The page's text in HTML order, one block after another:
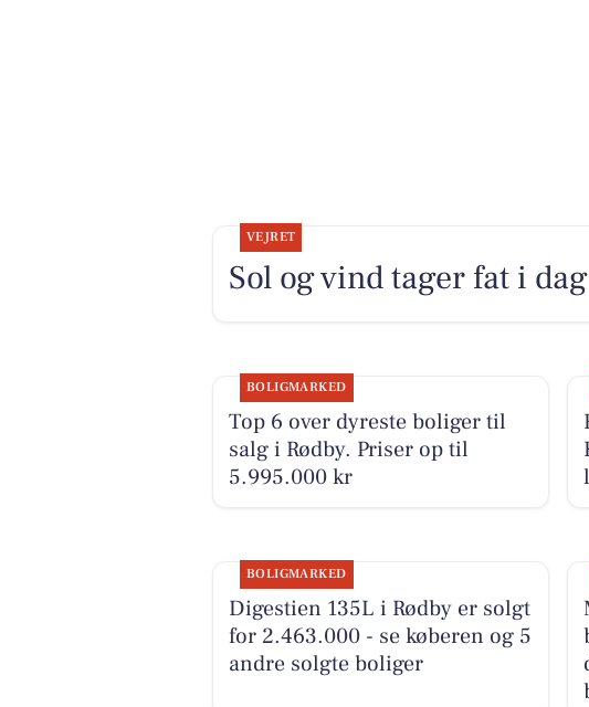
VEJRET
Sol og vind tager fat i dag
BOLIGMARKED
Top 6 over dyreste boliger til
salg i Rødby. Priser op til
5.995.000 kr
BOLIGMARKED
Digestien 135L i Rødby er solgt
for 2.463.000 - se køberen og 5
andre solgte boliger